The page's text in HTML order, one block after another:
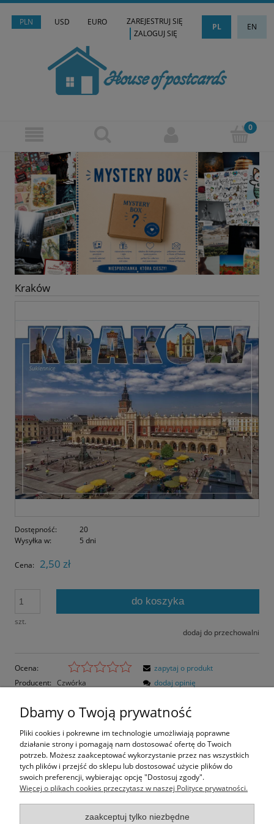
PLN USD EURO PL EN
ZAREJESTRUJ SIĘ
ZALOGUJ SIĘ
Kraków
Dostępność:
20
Wysyłka w:
5 dni
Cena: 2,50 zł
szt.
do koszyka
dodaj do przechowalni
Ocena:
Producent: Czwórka
zapytaj o produkt
dodaj opinię
Opis
Opinie o produkcie (0)
Rozmiar pocztówki: 16,2x11,8 cm
Dbamy o Twoją prywatność
Pliki cookies i pokrewne im technologie umożliwiają poprawne
działanie strony i pomagają nam dostosować ofertę do Twoich
potrzeb. Możesz zaakceptować wykorzystanie przez nas wszystkich
tych plików i przejść do sklepu lub dostosować użycie plików do
swoich preferencji, wybierając opcję "Dostosuj zgody".
Więcej o plikach cookies przeczytasz w naszej Polityce prywatności.
zaakceptuj tylko niezbędne